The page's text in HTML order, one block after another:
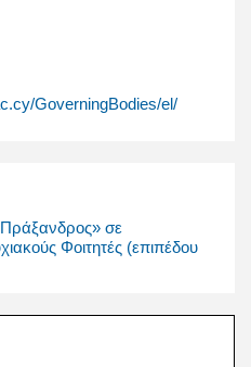
GoverningBodies/el/
σε
Φοιτητές (επιπέδου